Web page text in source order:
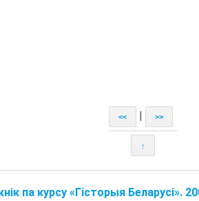
<< >>
↑
па курсу «Гісторыя Беларусі».